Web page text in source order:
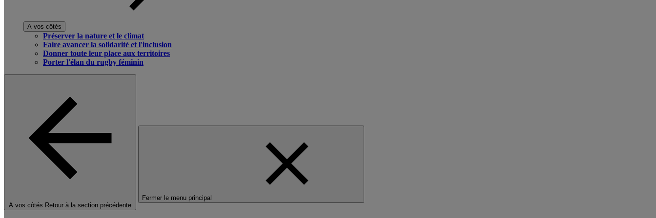
A vos côtés
Préserver la nature et le climat
Faire avancer la solidarité et l'inclusion
Donner toute leur place aux territoires
Porter l'élan du rugby féminin
A vos côtés Retour à la section précédente
Fermer le menu principal